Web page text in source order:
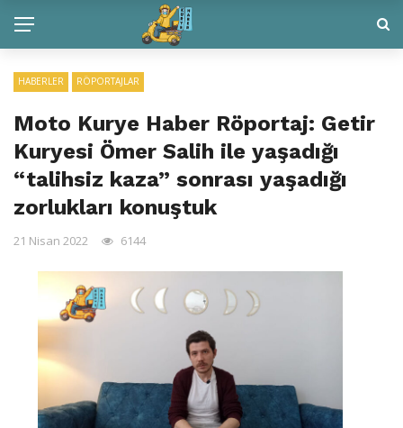
HABERLER RÖPORTAJLAR
Moto Kurye Haber Röportaj: Getir
Kuryesi Ömer Salih ile yaşadığı
“talihsiz kaza” sonrası yaşadığı
zorlukları konuştuk
21 Nisan 2022 6144